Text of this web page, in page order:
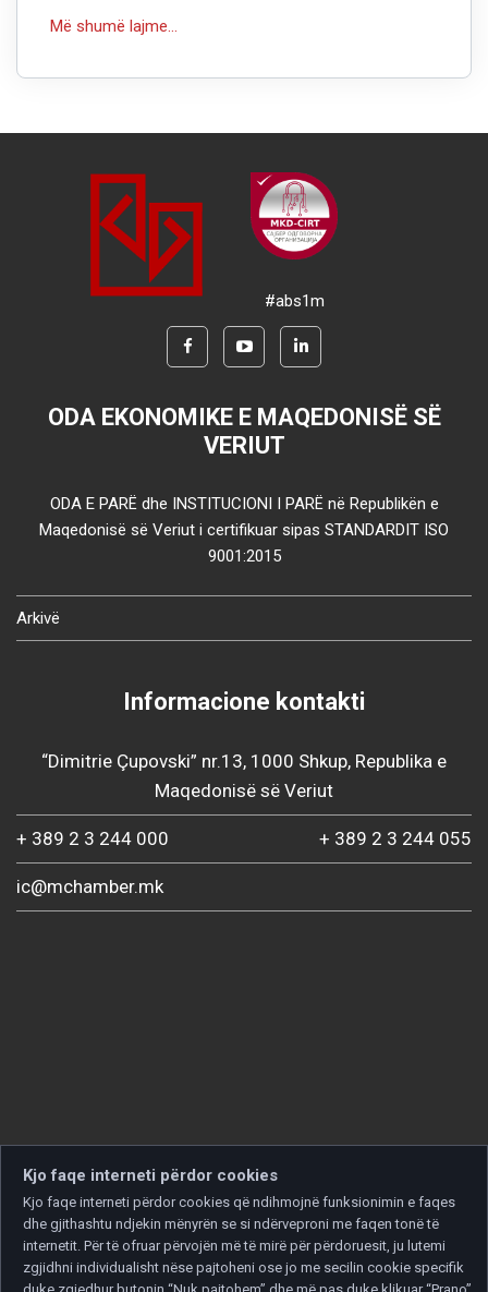
Më shumë lajme...
#abs1m
ODA EKONOMIKE E MAQEDONISË SË
VERIUT
ODA E PARË dhe INSTITUCIONI I PARË në Republikën e
Maqedonisë së Veriut i certifikuar sipas STANDARDIT ISO
9001:2015
Arkivë
Informacione kontakti
“Dimitrie Çupovski” nr.13, 1000 Shkup, Republika e
Maqedonisë së Veriut
+ 389 2 3 244 000 + 389 2 3 244 055
ic@mchamber.mk
Kjo faqe interneti përdor cookies
Kjo faqe interneti përdor cookies që ndihmojnë funksionimin e faqes
dhe gjithashtu ndjekin mënyrën se si ndërveproni me faqen tonë të
internetit. Për të ofruar përvojën më të mirë për përdoruesit, ju lutemi
zgjidhni individualisht nëse pajtoheni ose jo me secilin cookie specifik